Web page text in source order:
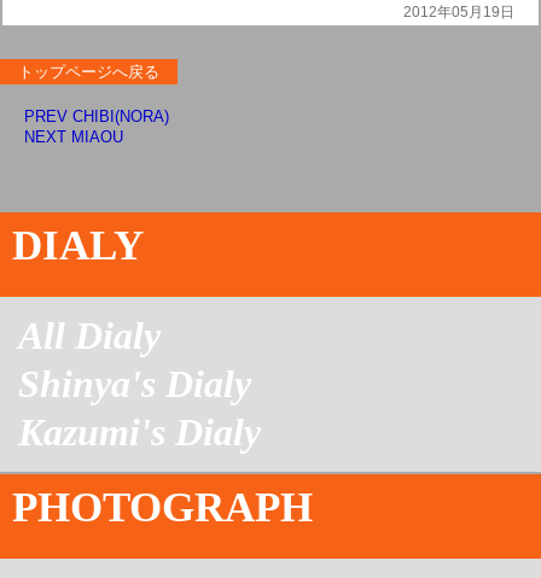
2012年05月19日
トップページへ戻る
PREV CHIBI(NORA)
NEXT MIAOU
DIALY
All Dialy
Shinya's Dialy
Kazumi's Dialy
PHOTOGRAPH